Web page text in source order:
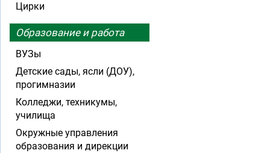
Цирки
Образование и работа
ВУЗы
Детские сады, ясли (ДОУ),
прогимназии
Колледжи, техникумы,
училища
Окружные управления
образования и дирекции